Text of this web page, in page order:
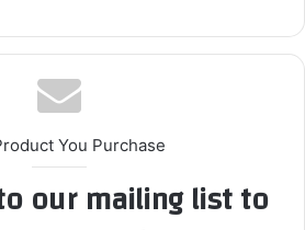
You Purchase
our mailing list to